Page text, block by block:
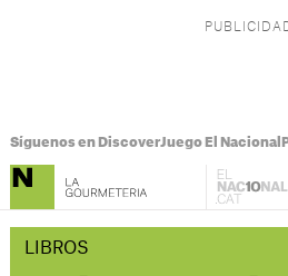
Síguenos en DiscoverJuego El Nacional
LIBROS